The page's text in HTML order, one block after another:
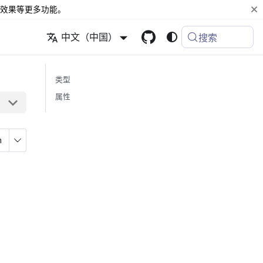
果等更多功能。
中文（中国） 搜索
类型
属性